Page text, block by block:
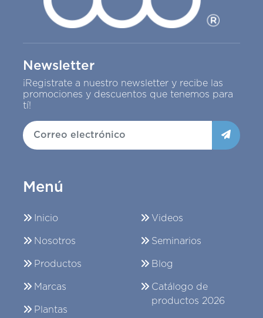
Newsletter
¡Registrate a nuestro newsletter y recibe las
promociones y descuentos que tenemos para
tí!
Menú
Inicio
Nosotros
Productos
Marcas
Plantas
Videos
Seminarios
Blog
Catálogo de
productos 2026